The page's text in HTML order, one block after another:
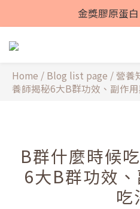
金獎膠原蛋
Home / Blog list page /營養
養師揭秘6大B群功效、副作
B群什麼時候
6大B群功效
吃